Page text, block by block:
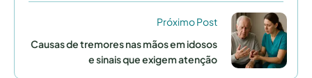
Próximo Post
Causas de tremores nas mãos em idosos
e sinais que exigem atenção